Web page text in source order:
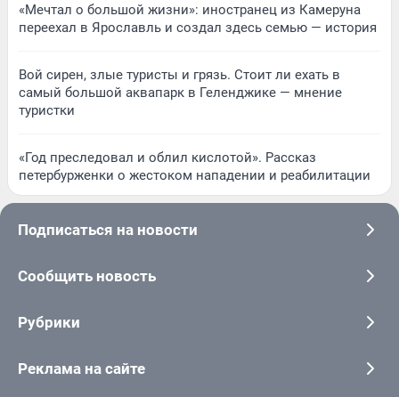
«Мечтал о большой жизни»: иностранец из Камеруна
переехал в Ярославль и создал здесь семью — история
Вой сирен, злые туристы и грязь. Стоит ли ехать в
самый большой аквапарк в Геленджике — мнение
туристки
«Год преследовал и облил кислотой». Рассказ
петербурженки о жестоком нападении и реабилитации
Подписаться на новости
Сообщить новость
Рубрики
Реклама на сайте